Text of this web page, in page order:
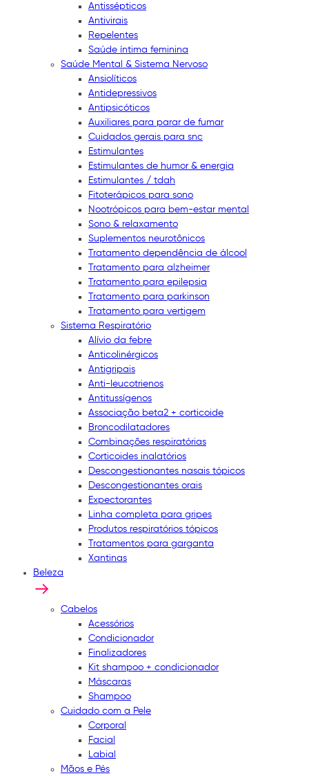
Antissépticos
Antivirais
Repelentes
Saúde íntima feminina
Saúde Mental & Sistema Nervoso
Ansiolíticos
Antidepressivos
Antipsicóticos
Auxiliares para parar de fumar
Cuidados gerais para snc
Estimulantes
Estimulantes de humor & energia
Estimulantes / tdah
Fitoterápicos para sono
Nootrópicos para bem-estar mental
Sono & relaxamento
Suplementos neurotônicos
Tratamento dependência de álcool
Tratamento para alzheimer
Tratamento para epilepsia
Tratamento para parkinson
Tratamento para vertigem
Sistema Respiratório
Alívio da febre
Anticolinérgicos
Antigripais
Anti-leucotrienos
Antitussígenos
Associação beta2 + corticoide
Broncodilatadores
Combinações respiratórias
Corticoides inalatórios
Descongestionantes nasais tópicos
Descongestionantes orais
Expectorantes
Linha completa para gripes
Produtos respiratórios tópicos
Tratamentos para garganta
Xantinas
Beleza
Cabelos
Acessórios
Condicionador
Finalizadores
Kit shampoo + condicionador
Máscaras
Shampoo
Cuidado com a Pele
Corporal
Facial
Labial
Mãos e Pés